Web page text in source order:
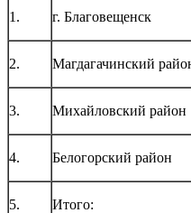
1. г. Благовещенск
2. Магдагачинский
3. Михайловский район
4. Белогорский район
5. Итого: